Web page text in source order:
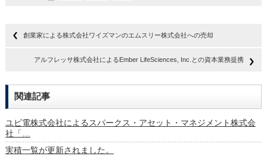
創業家による株式会社ワイズマンのエムスリー株式会社への売却
アルフレッサ株式会社によるEmber LifeSciences, Inc.との資本業務提携
関連記事
ユビ電株式会社によるスパークス・アセット・マネジメント株式会
社「…
実積一覧が更新されました。